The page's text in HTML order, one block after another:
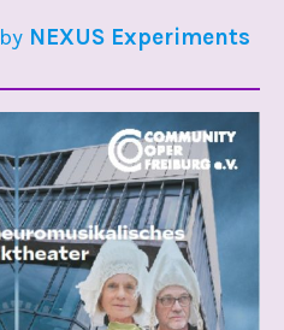
by NEXUS Experiments